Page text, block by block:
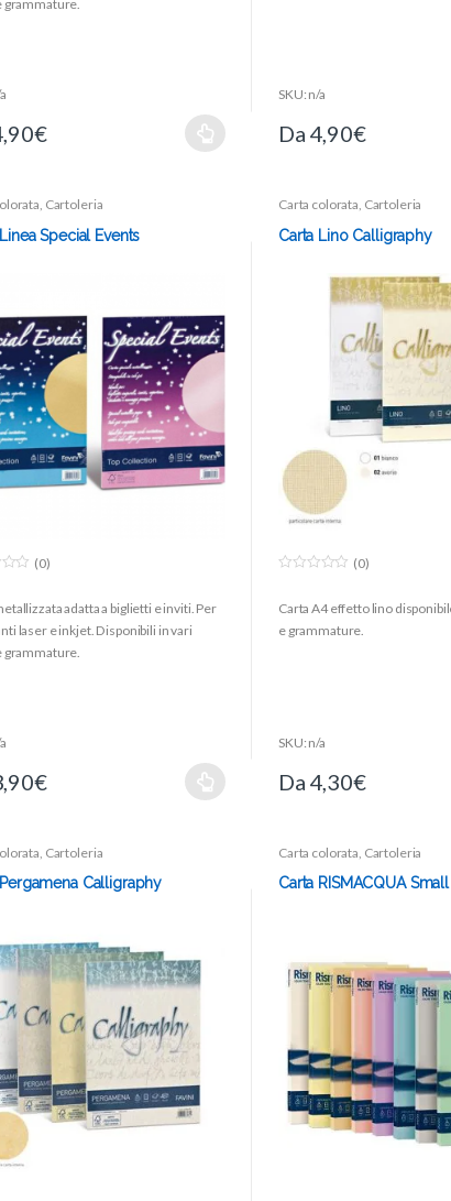
grammature.
€
SKU: n/a
Da 4,90€
, Cartoleria
Special Events
(0)
adatta a biglietti e inviti. Per
laser e inkjet. Disponibili in vari
grammature.
€
Carta colorata, Cartoleria
Carta Lino Calligraphy
u
o
(0)
Carta A4 effetto lino
e grammature.
SKU: n/a
Da 4,30€
Cartoleria
Calligraphy
Carta colorata Cartoleria
Carta RISMACQUA Small